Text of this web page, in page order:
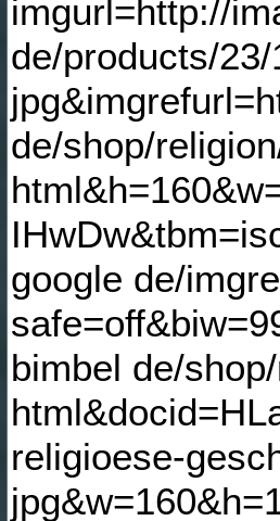
imgurl=http://
de/products/
de/shop/
google de/
bimbel de/
religioese-